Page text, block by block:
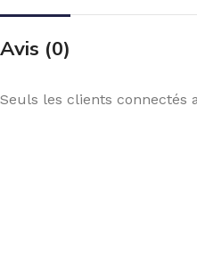
Avis (0)
Seuls les clients connectés